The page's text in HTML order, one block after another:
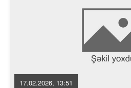
17.02.2026, 13:51